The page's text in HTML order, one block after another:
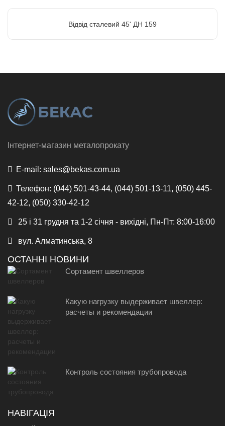
Відвід сталевий 45' ДН 159
Інтернет-магазин металопрокату
E-mail: sales@bekas.com.ua
Телефон: (044) 501-43-44, (044) 501-13-11, (050) 445-
42-12, (050) 330-42-12
25 і 31 грудня та 1-2 січня - вихідні, Пн-Пт: 8:00-16:00
вул. Алматинська, 8
ОСТАННІ НОВИНИ
Сортамент швеллеров
Какую нагрузку выдерживает швеллер:
расчеты и рекомендации
Контроль состояния трубопровода
НАВІГАЦІЯ